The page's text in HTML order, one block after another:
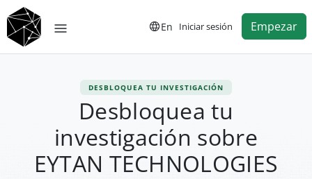
En Iniciar sesión Empezar
DESBLOQUEA TU INVESTIGACIÓN
Desbloquea tu
investigación sobre
EYTAN TECHNOLOGIES